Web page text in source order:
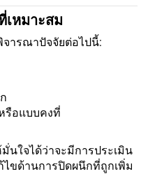
เหมาะสม
จารณาปัจจัยต่อไปนี้:
รือแบบคงที่
นใจได้ว่าจะมีการประเมิน
ไขด้านการปิดผนึกที่ถูกเพิ่ม